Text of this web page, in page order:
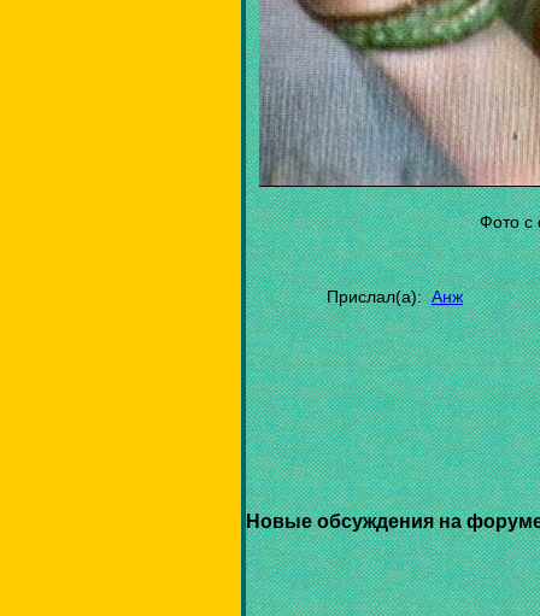
Фото с
Прислал(а):Анж
Новые обсуждения на